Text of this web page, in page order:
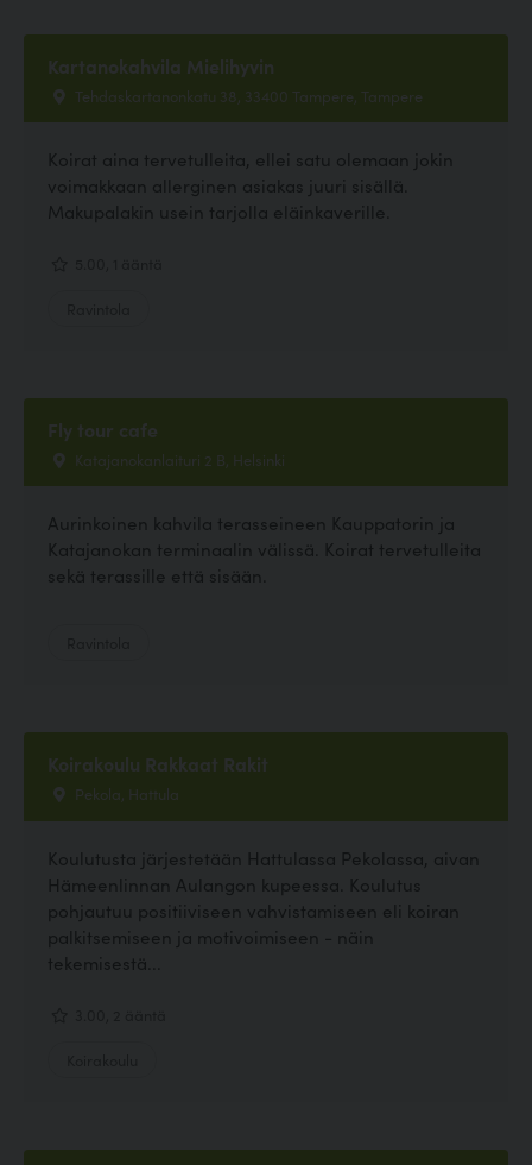
Kartanokahvila Mielihyvin
Tehdaskartanonkatu 38, 33400 Tampere, Tampere
Koirat aina tervetulleita, ellei satu olemaan jokin
voimakkaan allerginen asiakas juuri sisällä.
Makupalakin usein tarjolla eläinkaverille.
Fly tour cafe
Katajanokanlaituri 2 B, Helsinki
Aurinkoinen kahvila terasseineen Kauppatorin ja
Katajanokan terminaalin välissä. Koirat tervetulleita
sekä terassille että sisään.
Koirakoulu Rakkaat Rakit
Pekola, Hattula
Koulutusta järjestetään Hattulassa Pekolassa, aivan
Hämeenlinnan Aulangon kupeessa. Koulutus
pohjautuu positiiviseen vahvistamiseen eli koiran
palkitsemiseen ja motivoimiseen - näin
tekemisestä...